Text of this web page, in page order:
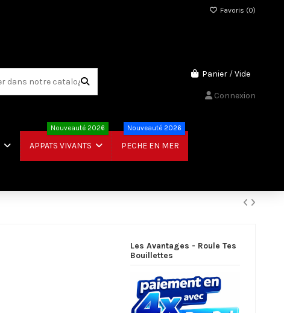
Favoris (0)
Panier /Vide
Connexion
APPATS VIVANTS
Nouveauté 2026
PECHE EN MER
Nouveauté 2026
Les Avantages - Roule Tes
Bouillettes